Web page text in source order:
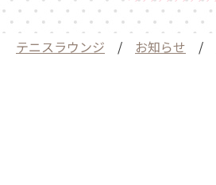
テニスラウンジ / お知らせ /